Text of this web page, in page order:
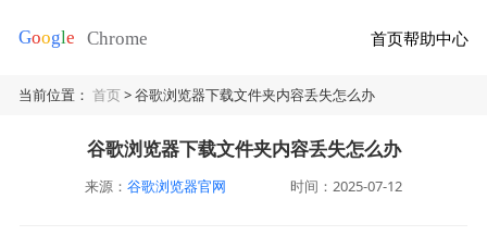
首页帮助中心
当前位置：首页> 谷歌浏览器下载文件夹内容丢失怎么办
谷歌浏览器下载文件夹内容丢失怎么办
来源： 谷歌浏览器官网 时间：2025-07-12